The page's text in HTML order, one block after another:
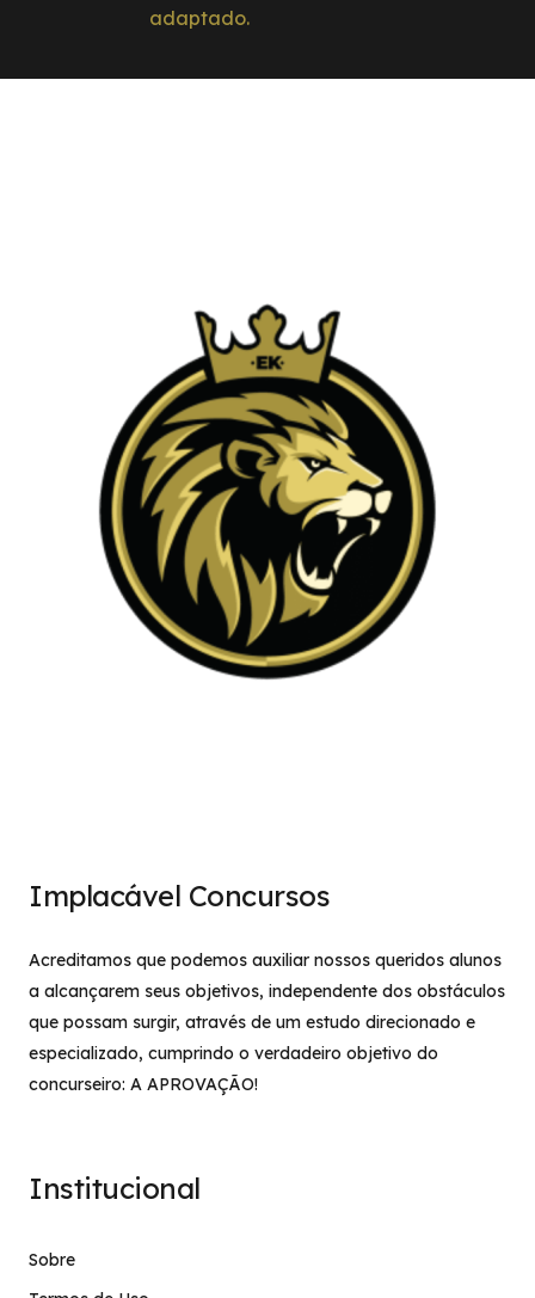
adaptado.
Implacável Concursos
Acreditamos que podemos auxiliar nossos queridos alunos
a alcançarem seus objetivos, independente dos obstáculos
que possam surgir, através de um estudo direcionado e
especializado, cumprindo o verdadeiro objetivo do
concurseiro: A APROVAÇÃO!
Institucional
Sobre